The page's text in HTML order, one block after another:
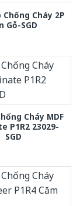
Chống Cháy 2P
Gỗ-SGD
Cháy MDF
P1R2 23029-
SGD